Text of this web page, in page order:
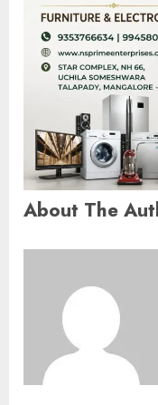
About The